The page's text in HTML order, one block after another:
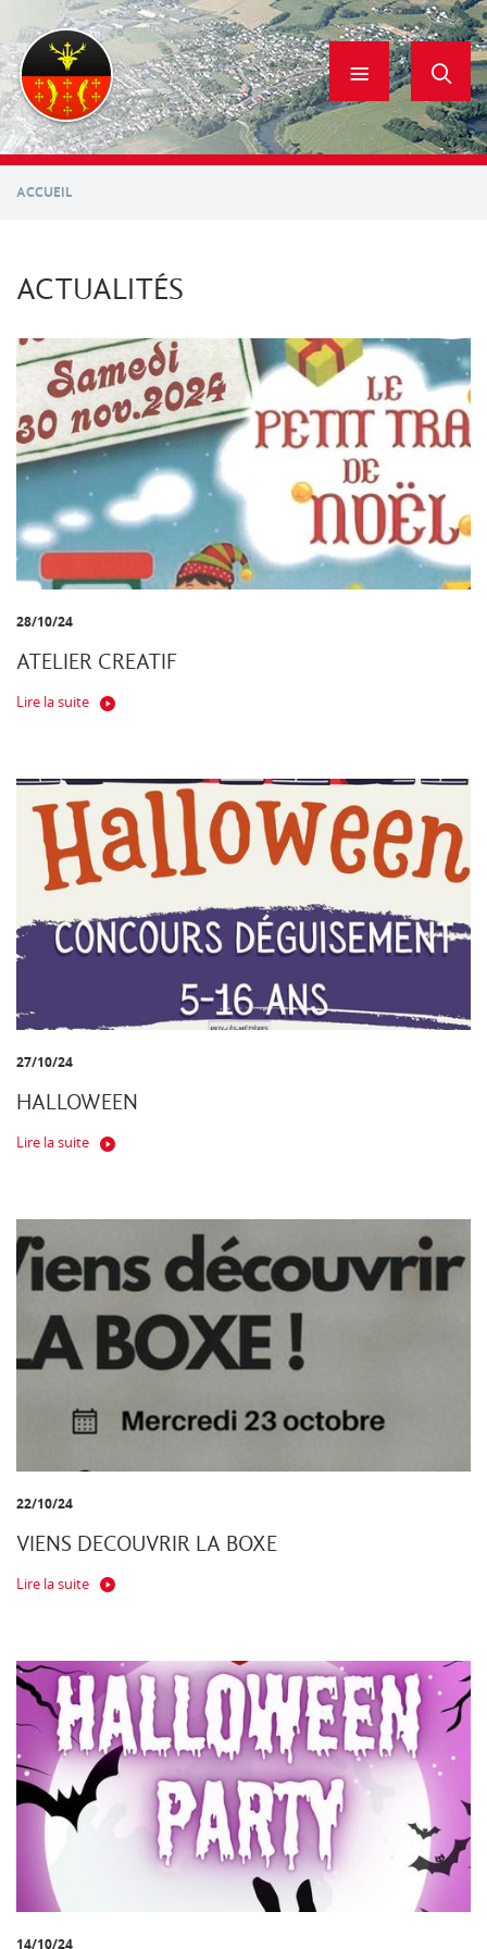
contenu
principal
ACCUEIL
ACTUALITÉS
28/10/24
ATELIER CREATIF
Lire la suite
27/10/24
HALLOWEEN
Lire la suite
22/10/24
VIENS DECOUVRIR LA BOXE
Lire la suite
14/10/24